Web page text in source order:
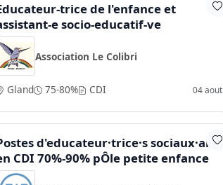
trice de l'enfance et
e socio-educatif-ve
Association Le Colibri
Gland 75-80% CDI 04 aout
d'educateur·trice·s sociaux·ales
CDI 70%-90% pÔle petite enfance